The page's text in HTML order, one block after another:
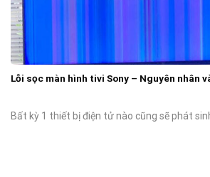
Lỗi sọc màn hình tivi Sony – Nguyên nhân
Bất kỳ 1 thiết bị điện tử nào cũng sẽ phát